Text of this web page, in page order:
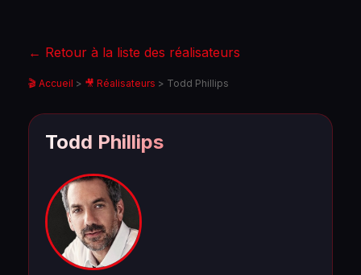
← Retour à la liste des réalisateurs
🎬 Accueil > 🎥 Réalisateurs > Todd Phillips
Todd Phillips